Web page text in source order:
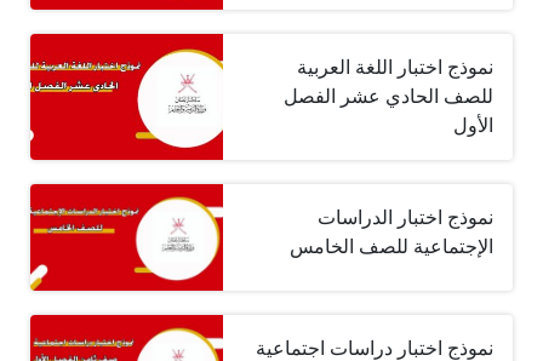
نموذج اختبار اللغة العربية
للصف الحادي عشر الفصل
الأول
نموذج اختبار الدراسات
الإجتماعية للصف الخامس
نموذج اختبار دراسات اجتماعية